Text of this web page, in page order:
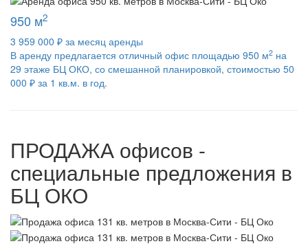
950 м2
3 959 000 ₽ за месяц аренды
В аренду предлагается отличный офис площадью 950 м2 на
29 этаже БЦ ОКО, со смешанной планировкой, стоимостью 50
000 ₽ за 1 кв.м. в год.
ПРОДАЖА офисов -
специальные предложения в
БЦ ОКО